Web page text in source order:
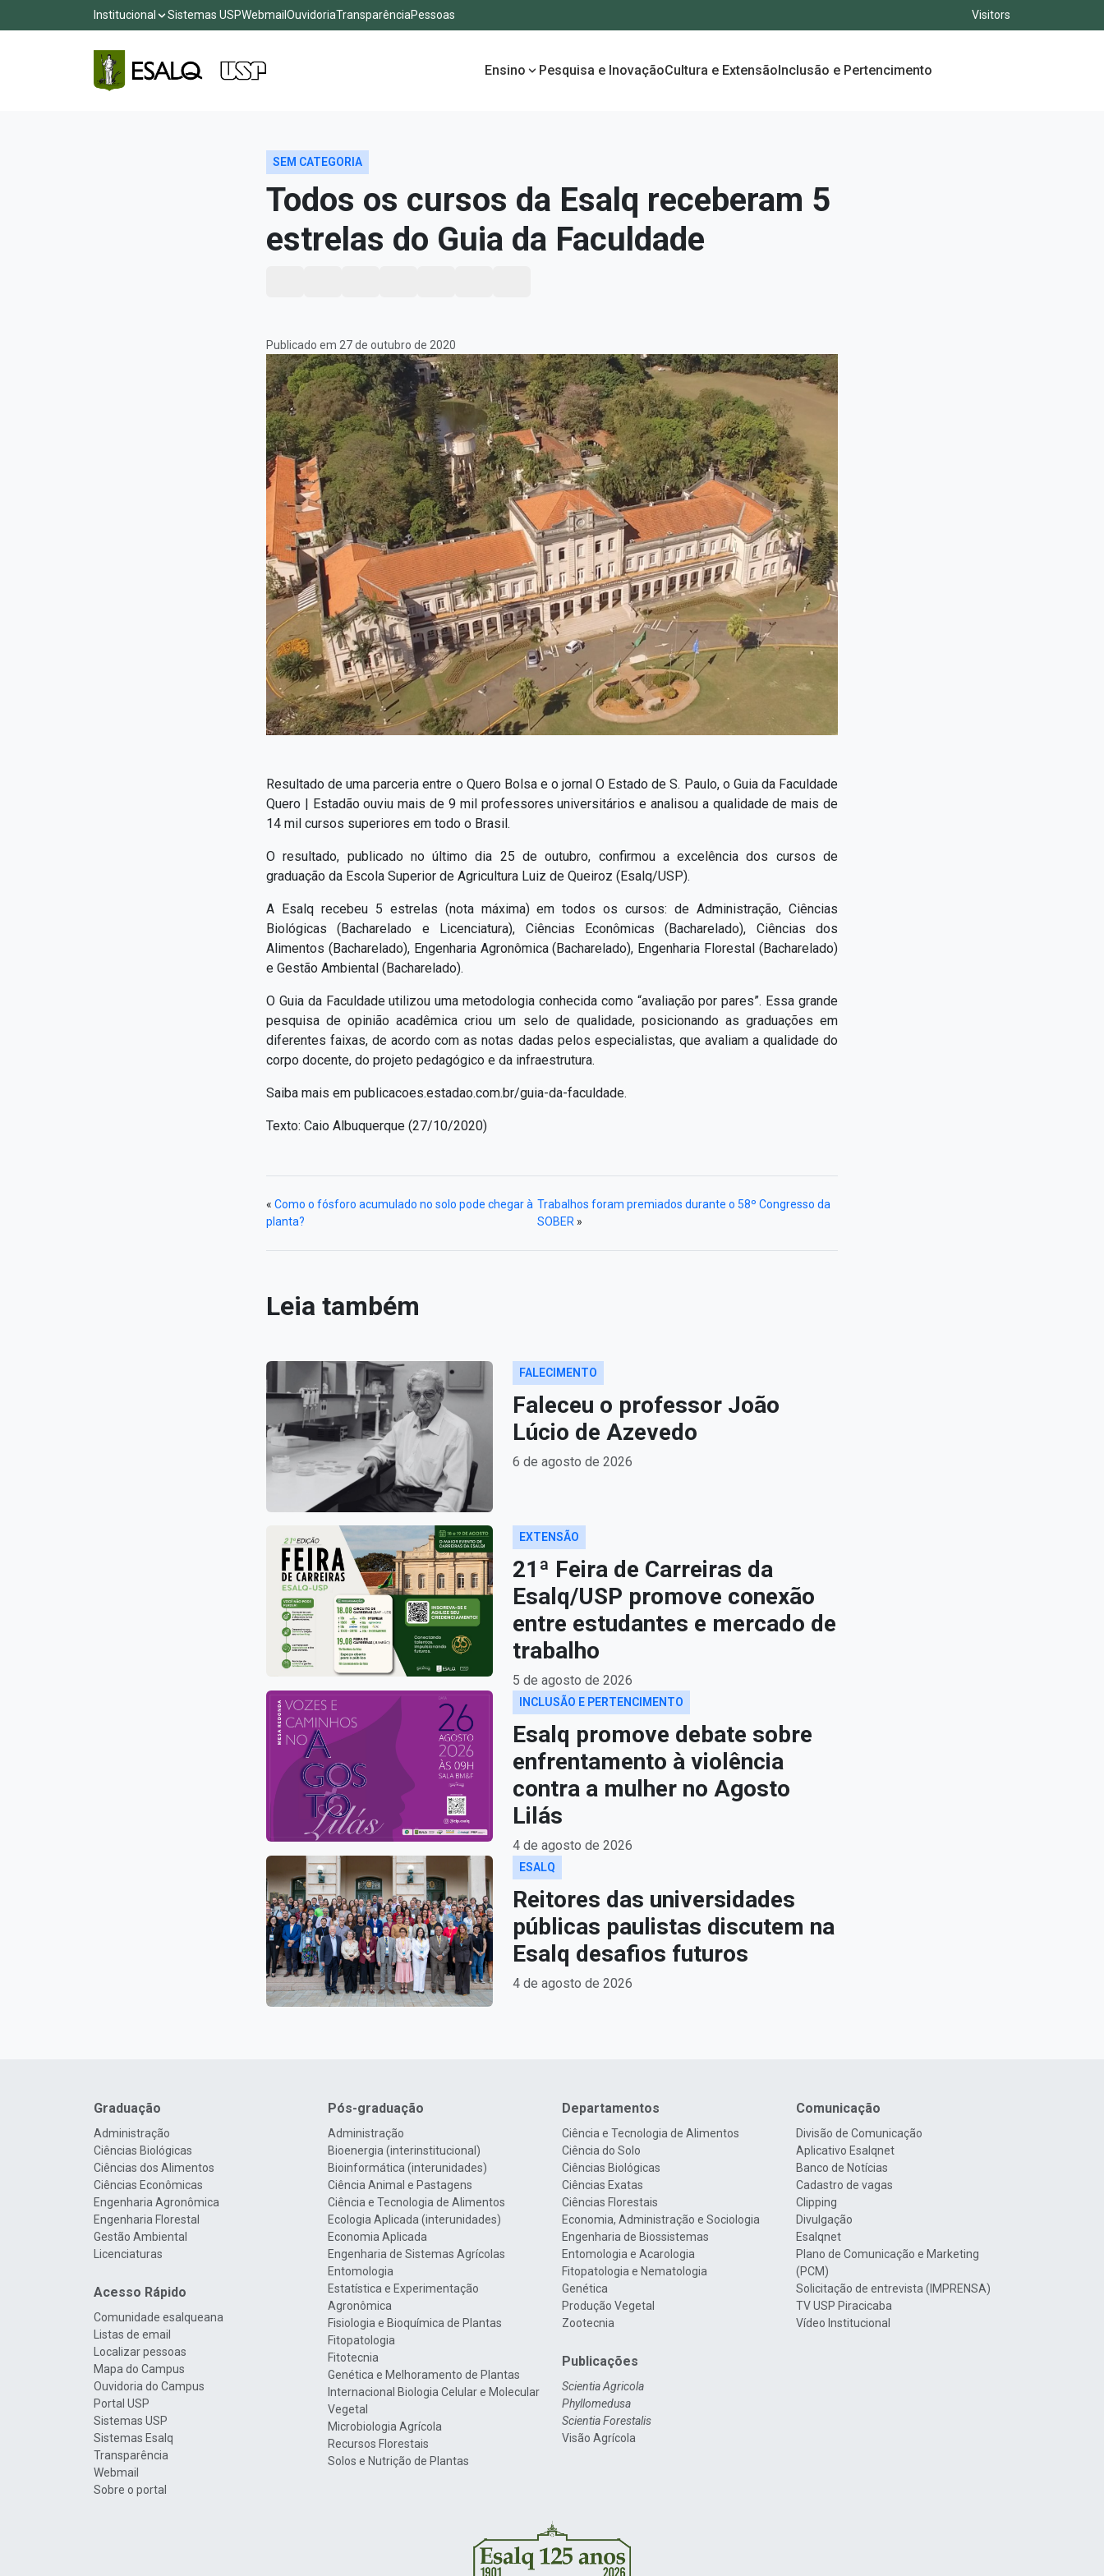
Institucional Sistemas USPWebmail OuvidoriaTransparênciaPessoas Visitors
Ensino Pesquisa e InovaçãoCultura e ExtensãoInclusão e Pertencimento
SEM CATEGORIA
Todos os cursos da Esalq receberam 5
estrelas do Guia da Faculdade
Publicado em 27 de outubro de 2020
Resultado de uma parceria entre o Quero Bolsa e o jornal O Estado de S. Paulo, o Guia da Faculdade
Quero | Estadão ouviu mais de 9 mil professores universitários e analisou a qualidade de mais de
14 mil cursos superiores em todo o Brasil.
O resultado, publicado no último dia 25 de outubro, confirmou a excelência dos cursos de
graduação da Escola Superior de Agricultura Luiz de Queiroz (Esalq/USP).
A Esalq recebeu 5 estrelas (nota máxima) em todos os cursos: de Administração, Ciências
Biológicas (Bacharelado e Licenciatura), Ciências Econômicas (Bacharelado), Ciências dos
Alimentos (Bacharelado), Engenharia Agronômica (Bacharelado), Engenharia Florestal (Bacharelado)
e Gestão Ambiental (Bacharelado).
O Guia da Faculdade utilizou uma metodologia conhecida como “avaliação por pares”. Essa grande
pesquisa de opinião acadêmica criou um selo de qualidade, posicionando as graduações em
diferentes faixas, de acordo com as notas dadas pelos especialistas, que avaliam a qualidade do
corpo docente, do projeto pedagógico e da infraestrutura.
Saiba mais em publicacoes.estadao.com.br/guia-da-faculdade.
Texto: Caio Albuquerque (27/10/2020)
« Como o fósforo acumulado no solo pode chegar à
planta?
Trabalhos foram premiados durante o 58º Congresso da
SOBER »
Leia também
FALECIMENTO
Faleceu o professor João
Lúcio de Azevedo
6 de agosto de 2026
EXTENSÃO
21ª Feira de Carreiras da
Esalq/USP promove conexão
entre estudantes e mercado de
trabalho
5 de agosto de 2026
INCLUSÃO E PERTENCIMENTO
Esalq promove debate sobre
enfrentamento à violência
contra a mulher no Agosto
Lilás
4 de agosto de 2026
ESALQ
Reitores das universidades
públicas paulistas discutem na
Esalq desafios futuros
4 de agosto de 2026
Graduação
Administração
Ciências Biológicas
Ciências dos Alimentos
Ciências Econômicas
Engenharia Agronômica
Engenharia Florestal
Gestão Ambiental
Licenciaturas
Acesso Rápido
Comunidade esalqueana
Listas de email
Localizar pessoas
Mapa do Campus
Ouvidoria do Campus
Portal USP
Sistemas USP
Sistemas Esalq
Transparência
Webmail
Sobre o portal
Pós-graduação
Administração
Bioenergia (interinstitucional)
Bioinformática (interunidades)
Ciência Animal e Pastagens
Ciência e Tecnologia de Alimentos
Ecologia Aplicada (interunidades)
Economia Aplicada
Engenharia de Sistemas Agrícolas
Entomologia
Estatística e Experimentação
Agronômica
Fisiologia e Bioquímica de Plantas
Fitopatologia
Fitotecnia
Genética e Melhoramento de Plantas
Internacional Biologia Celular e Molecular
Vegetal
Microbiologia Agrícola
Recursos Florestais
Solos e Nutrição de Plantas
Departamentos
Ciência e Tecnologia de Alimentos
Ciência do Solo
Ciências Biológicas
Ciências Exatas
Ciências Florestais
Economia, Administração e Sociologia
Engenharia de Biossistemas
Entomologia e Acarologia
Fitopatologia e Nematologia
Genética
Produção Vegetal
Zootecnia
Publicações
Scientia Agricola
Phyllomedusa
Scientia Forestalis
Visão Agrícola
Comunicação
Divisão de Comunicação
Aplicativo Esalqnet
Banco de Notícias
Cadastro de vagas
Clipping
Divulgação
Esalqnet
Plano de Comunicação e Marketing
(PCM)
Solicitação de entrevista (IMPRENSA)
TV USP Piracicaba
Vídeo Institucional